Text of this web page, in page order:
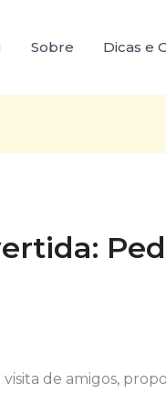
Sobre Dicas e
visita de amigos,